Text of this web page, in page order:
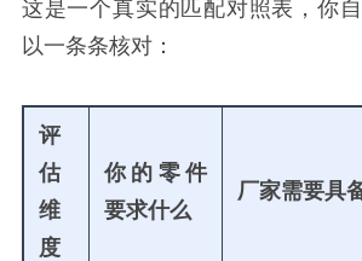
这是一个真实的匹配对照表，你
以一条条核对：
评
估
维
度
你的零件
要求什么
厂家需要具